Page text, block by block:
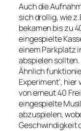
Auch die
sich drollig, wie
bekamen bis zu
eingespielte
einem Parkplatz
abspielen sollten.
Ähnlich
Experiment‘,
von erneut 40
eingespielte
abzuspielen,
Geschwindigkeit